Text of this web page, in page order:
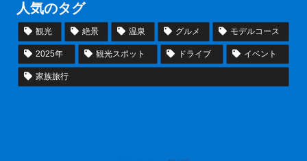
人気のタグ
観光 絶景 温泉 グルメ モデルコース
2025年 観光スポット ドライブ イベント
家族旅行